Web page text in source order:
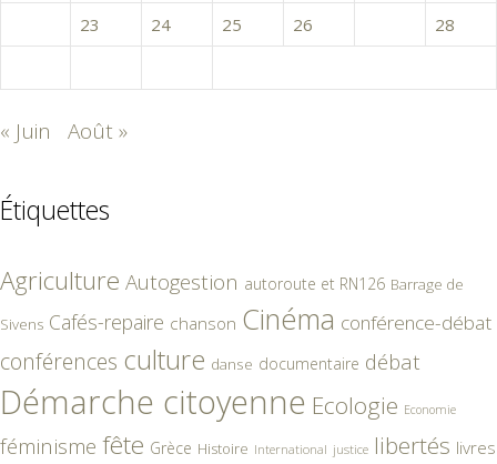
23 24 25 26
28
« Juin Août »
Étiquettes
Agriculture Autogestion autoroute et RN126 Barrage de
Sivens Cafés-repaire chanson Cinéma conférence-débat
conférences culture danse documentaire débat
Démarche citoyenne Ecologie Economie
féminisme fête Grèce Histoire International justice libertés livres